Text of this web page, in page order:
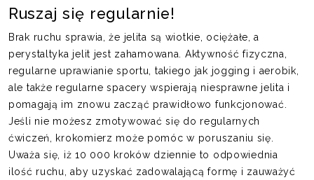
Ruszaj się regularnie!
Brak ruchu sprawia, że ​​jelita są wiotkie, ociężałe, a
perystaltyka jelit jest zahamowana. Aktywność fizyczna,
regularne uprawianie sportu, takiego jak jogging i aerobik,
ale także regularne spacery wspierają niesprawne jelita i
pomagają im znowu zacząć prawidłowo funkcjonować.
Jeśli nie możesz zmotywować się do regularnych
ćwiczeń, krokomierz może pomóc w poruszaniu się.
Uważa się, iż 10 000 kroków dziennie to odpowiednia
ilość ruchu, aby uzyskać zadowalającą formę i zauważyć